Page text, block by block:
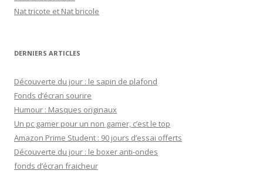
e
:
Nat tricote et Nat bricole
DERNIERS ARTICLES
Découverte du jour : le sapin de plafond
Fonds d’écran sourire
Humour : Masques originaux
Un pc gamer pour un non gamer, c’est le top
Amazon Prime Student : 90 jours d’essai offerts
Découverte du jour : le boxer anti-ondes
fonds d’écran fraicheur